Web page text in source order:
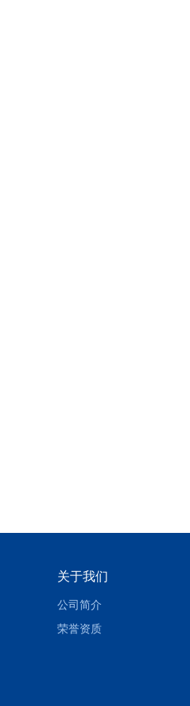
关于我们
公司简介
荣誉资质